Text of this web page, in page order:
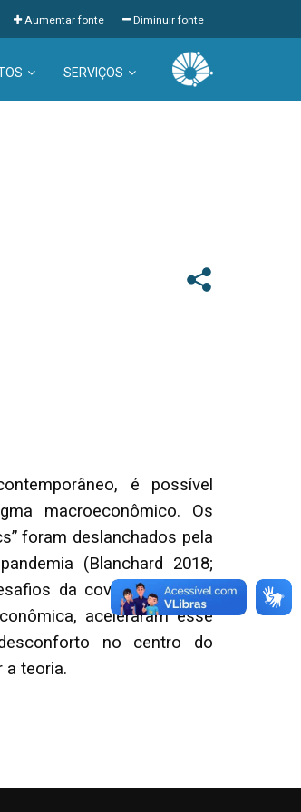
Diminuir fonte
Aumentar fonte
SERVIÇOS
é possível
macroeconômico. Os
foram deslanchados pela
(Blanchard 2018;
da covid-19 para as
aceleraram esse
no centro do
a teoria.